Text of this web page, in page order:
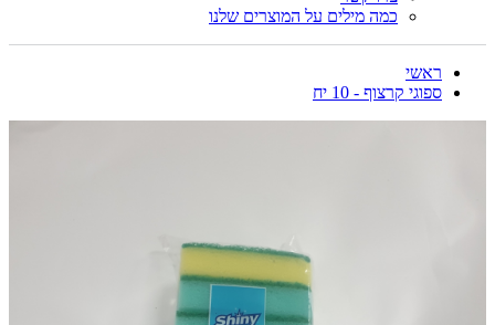
כמה מילים על המוצרים שלנו
ראשי
ספוגי קרצוף - 10 יח